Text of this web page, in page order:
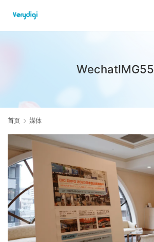
WechatIMG55
首页 媒体